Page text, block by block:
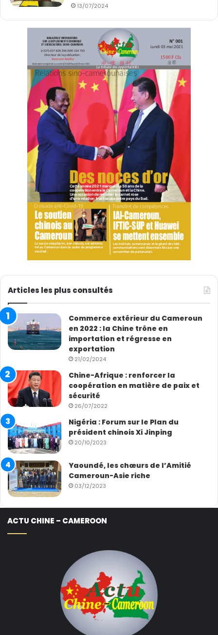
13/07/2024
Articles les plus consultés
Commerce extérieur du Cameroun
en 2022 : la Chine trône en
importation et régresse en
exportation
21/02/2024
Chine-Afrique : renforcer la
coopération en matière de paix et
sécurité
26/07/2022
Nigéria : Forum sur le Plan du
président chinois Xi Jinping
20/10/2023
Yaoundé, les chœurs de l’Amitié
Cameroun-Asie riche
03/12/2023
ACTU CHINE – CAMEROON